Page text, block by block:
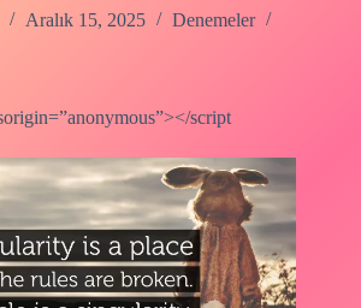
Aralık 15, 2025
Denemeler
script